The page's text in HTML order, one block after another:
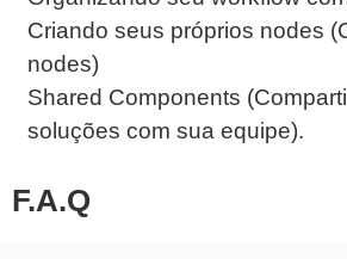
Criando seus próprios nodes
nodes)
Shared Components
soluções com sua equipe).
F.A.Q